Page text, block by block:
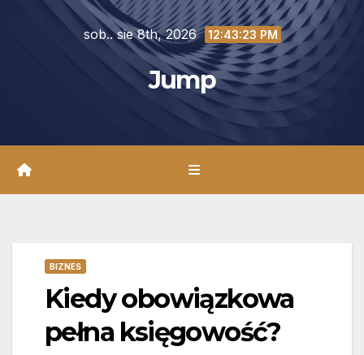
sob.. sie 8th, 2026 12:43:25 PM
Jump
BIZNES
Kiedy obowiązkowa
pełna księgowość?